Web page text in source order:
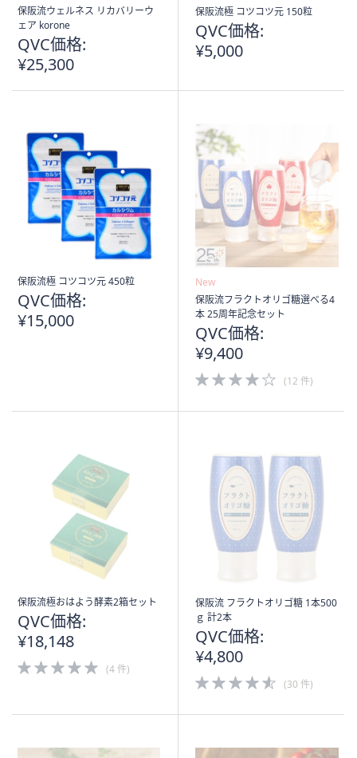
保阪流ウェルネス リカバリーウ
ェア korone
QVC価格:
¥25,300
保阪流極 コツコツ元 150粒
QVC価格:
¥5,000
保阪流極 コツコツ元 450粒
QVC価格:
¥15,000
New
保阪流フラクトオリゴ糖選べる4
本 25周年記念セット
QVC価格:
¥9,400
4.0
of
(12 件)
保阪流極おはよう酵素2箱セット
QVC価格:
¥18,148
5.0
of
(4 件)
保阪流 フラクトオリゴ糖 1本500
ｇ 計2本
QVC価格:
¥4,800
4.5
of
(30 件)